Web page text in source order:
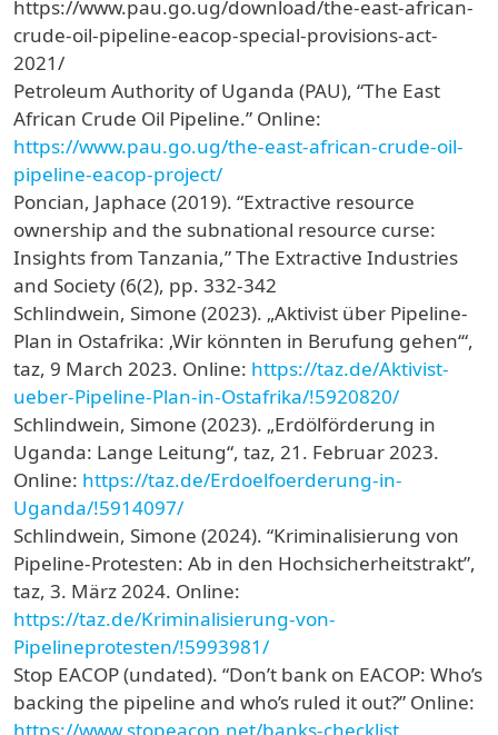
https://www.pau.go.ug/download/the-east-african-
crude-oil-pipeline-eacop-special-provisions-act-
2021/
Petroleum Authority of Uganda (PAU), “The East
African Crude Oil Pipeline.” Online:
https://www.pau.go.ug/the-east-african-crude-oil-
pipeline-eacop-project/
Poncian, Japhace (2019). “Extractive resource
ownership and the subnational resource curse:
Insights from Tanzania,” The Extractive Industries
and Society (6(2), pp. 332-342
Schlindwein, Simone (2023). „Aktivist über Pipeline-
Plan in Ostafrika: ‚Wir könnten in Berufung gehen‘“,
taz, 9 March 2023. Online: https://taz.de/Aktivist-
ueber-Pipeline-Plan-in-Ostafrika/!5920820/
Schlindwein, Simone (2023). „Erdölförderung in
Uganda: Lange Leitung“, taz, 21. Februar 2023.
Online: https://taz.de/Erdoelfoerderung-in-
Uganda/!5914097/
Schlindwein, Simone (2024). “Kriminalisierung von
Pipeline-Protesten: Ab in den Hochsicherheitstrakt”,
taz, 3. März 2024. Online:
https://taz.de/Kriminalisierung-von-
Pipelineprotesten/!5993981/
Stop EACOP (undated). “Don’t bank on EACOP: Who’s
backing the pipeline and who’s ruled it out?” Online:
https://www.stopeacop.net/banks-checklist